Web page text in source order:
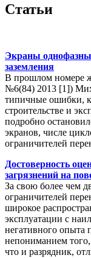
Статьи
Экраны
заземления
В прошлом номере
№6(84) 2013 [1])
типичные ошибки,
строительстве и
подробно
экранов, числе
ограничителей
Достоверность
загрязнений на
За свою более чем
ограничителей
широкое
эксплуатации с
негативного
непониманием
что и разрядник,